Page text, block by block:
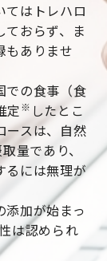
てはトレハロ
ておらず、ま
もありませ
での食事（食
定※ したとこ
ースは、自然
量であり、
るには無理が
添加が始まっ
は認められ